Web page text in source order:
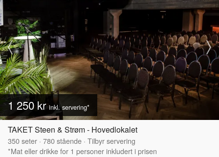
1 250 krinkl. servering*
TAKET Steen & Strøm - Hovedlokalet
350seter · 780stående · Tilbyr servering
*Mat eller drikke for 1 personer inkludert i prisen